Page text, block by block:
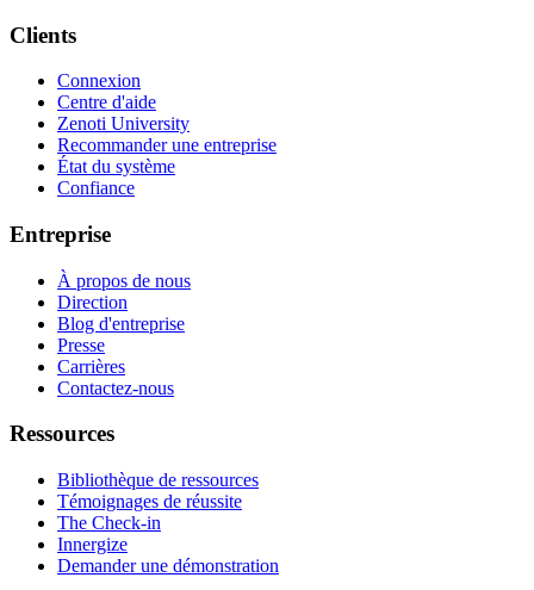
Clients
Connexion
Centre d'aide
Zenoti University
Recommander une entreprise
État du système
Confiance
Entreprise
À propos de nous
Direction
Blog d'entreprise
Presse
Carrières
Contactez-nous
Ressources
Bibliothèque de ressources
Témoignages de réussite
The Check-in
Innergize
Demander une démonstration